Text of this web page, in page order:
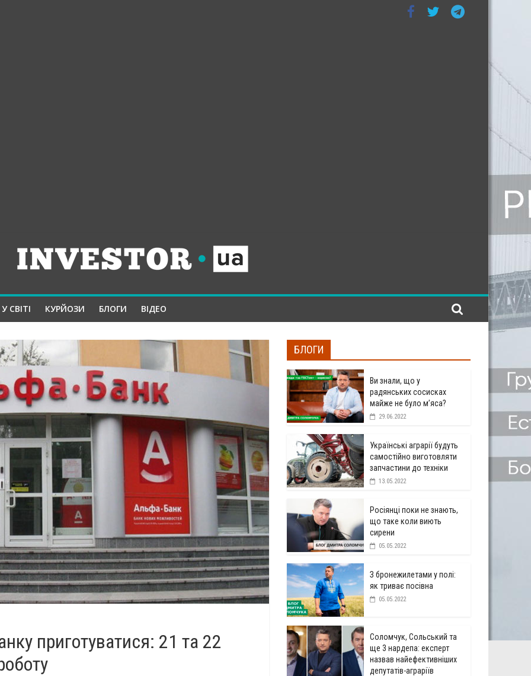
У СВІТІ КУРЙОЗИ БЛОГИ ВІДЕО
приготуватися: 21 та 22
БЛОГИ
Ви знали, що у
радянських сосисках
майже не було м’яса?
29.06.2022
Українські аграрії будуть
самостійно виготовляти
запчастини до техніки
13.05.2022
Росіянці поки не знають,
що таке коли виють
сирени
05.05.2022
З бронежилетами у полі:
як триває посівна
05.05.2022
Соломчук, Сольський та
ще 3 нардепа: експерт
назвав найефективніших
депутатів-аграріїв